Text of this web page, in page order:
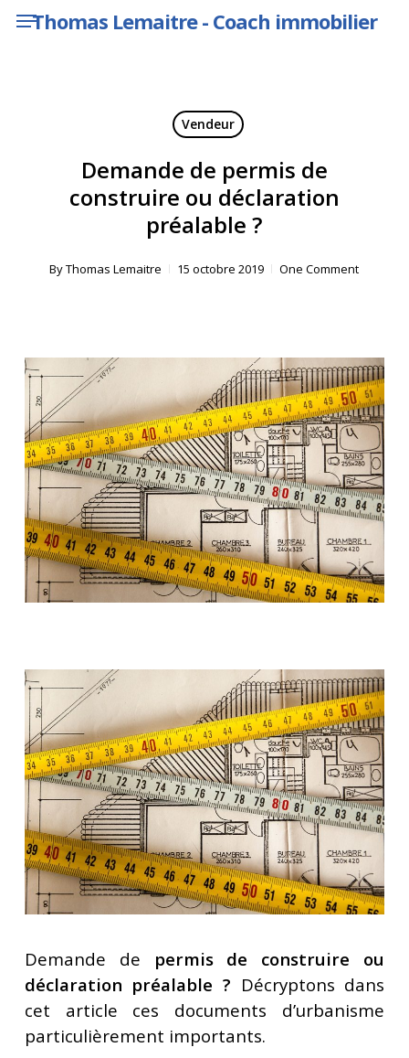
Skip Thomas Lemaitre - Coach immobilier
Menu
Vendeur
Demande de permis de
construire ou déclaration
préalable ?
ByThomas Lemaitre 15 octobre 2019 One Comment
Demande de permis de construire ou
déclaration préalable ? Décryptons dans
cet article ces documents d’urbanisme
particulièrement importants.